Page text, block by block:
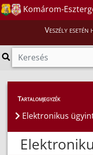
Komárom-
Veszély
Hatósági ügyek
Tartalomjegyzék
Elektronikus